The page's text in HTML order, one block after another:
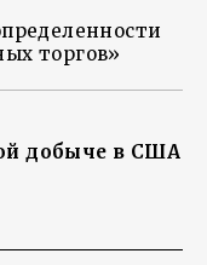
торгов»
добыче в США